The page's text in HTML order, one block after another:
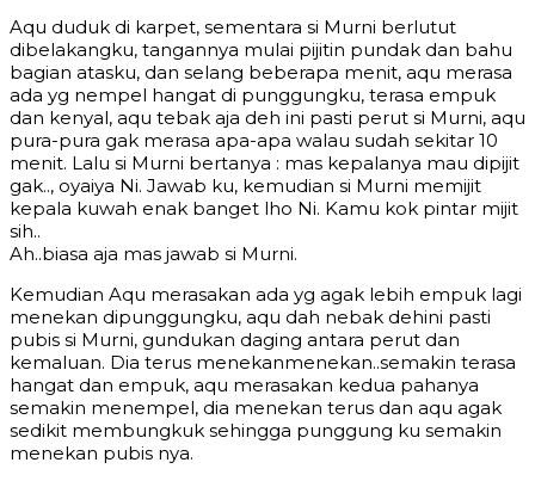
Aqu duduk di karpet, sementara si Murni berlutut
dibelakangku, tangannya mulai pijitin pundak dan bahu
bagian atasku, dan selang beberapa menit, aqu merasa
ada yg nempel hangat di punggungku, terasa empuk
dan kenyal, aqu tebak aja deh ini pasti perut si Murni, aqu
pura-pura gak merasa apa-apa walau sudah sekitar 10
menit. Lalu si Murni bertanya : mas kepalanya mau dipijit
gak.., oyaiya Ni. Jawab ku, kemudian si Murni memijit
kepala kuwah enak banget lho Ni. Kamu kok pintar mijit
sih..
Ah..biasa aja mas jawab si Murni.
Kemudian Aqu merasakan ada yg agak lebih empuk lagi
menekan dipunggungku, aqu dah nebak dehini pasti
pubis si Murni, gundukan daging antara perut dan
kemaluan. Dia terus menekanmenekan..semakin terasa
hangat dan empuk, aqu merasakan kedua pahanya
semakin menempel, dia menekan terus dan aqu agak
sedikit membungkuk sehingga punggung ku semakin
menekan pubis nya.